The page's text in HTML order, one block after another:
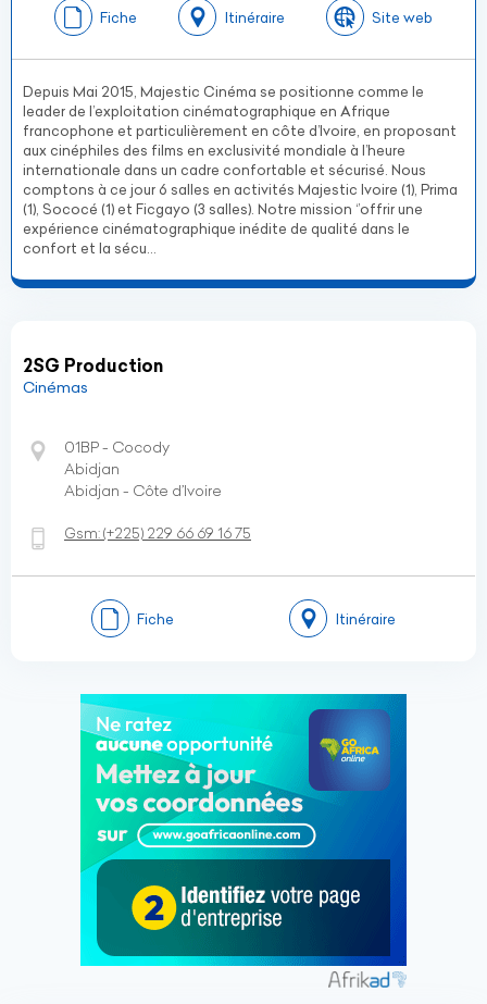
Fiche Itinéraire Site web
Depuis Mai 2015, Majestic Cinéma se positionne comme le
leader de l’exploitation cinématographique en Afrique
francophone et particulièrement en côte d’Ivoire, en proposant
aux cinéphiles des films en exclusivité mondiale à l’heure
internationale dans un cadre confortable et sécurisé. Nous
comptons à ce jour 6 salles en activités Majestic Ivoire (1), Prima
(1), Sococé (1) et Ficgayo (3 salles). Notre mission ‘’offrir une
expérience cinématographique inédite de qualité dans le
confort et la sécu...
2SG Production
Cinémas
01BP - Cocody
Abidjan
Abidjan - Côte d’Ivoire
Gsm:(+225) 229 66 69 16 75
Fiche Itinéraire